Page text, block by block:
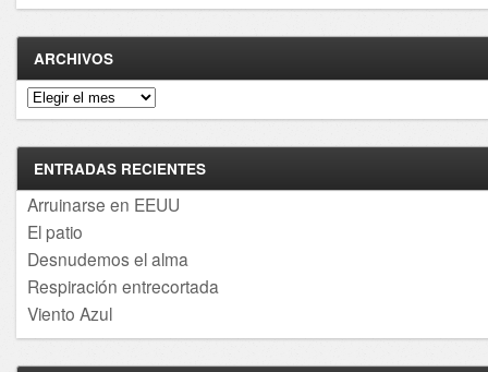
ARCHIVOS
Archivos
ENTRADAS RECIENTES
Arruinarse en EEUU
El patio
Desnudemos el alma
Respiración entrecortada
Viento Azul